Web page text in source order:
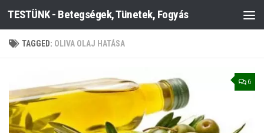
Skip to content
TESTÜNK - Betegségek, Tünetek, Fogyás
TAGGED: OLIVA OLAJ HATÁSA
6